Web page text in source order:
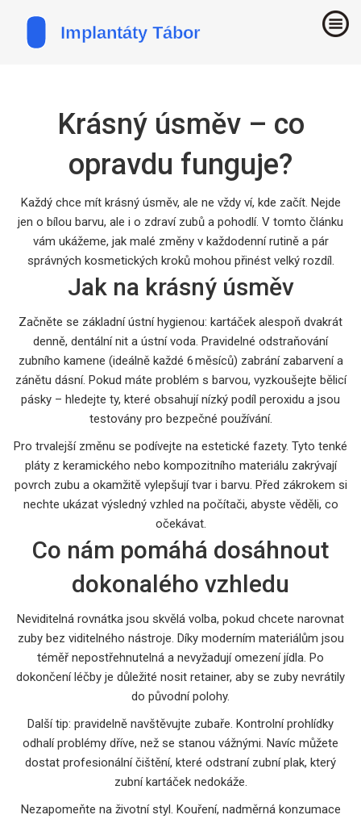
Krásný úsměv – co
opravdu funguje?
Každý chce mít krásný úsměv, ale ne vždy ví, kde začít. Nejde
jen o bílou barvu, ale i o zdraví zubů a pohodlí. V tomto článku
vám ukážeme, jak malé změny v každodenní rutině a pár
správných kosmetických kroků mohou přinést velký rozdíl.
Jak na krásný úsměv
Začněte se základní ústní hygienou: kartáček alespoň dvakrát
denně, dentální nit a ústní voda. Pravidelné odstraňování
zubního kamene (ideálně každé 6 měsíců) zabrání zabarvení a
zánětu dásní. Pokud máte problém s barvou, vyzkoušejte bělicí
pásky – hledejte ty, které obsahují nízký podíl peroxidu a jsou
testovány pro bezpečné používání.
Pro trvalejší změnu se podívejte na estetické fazety. Tyto tenké
pláty z keramického nebo kompozitního materiálu zakrývají
povrch zubu a okamžitě vylepšují tvar i barvu. Před zákrokem si
nechte ukázat výsledný vzhled na počítači, abyste věděli, co
očekávat.
Co nám pomáhá dosáhnout
dokonalého vzhledu
Neviditelná rovnátka jsou skvělá volba, pokud chcete narovnat
zuby bez viditelného nástroje. Díky moderním materiálům jsou
téměř nepostřehnutelná a nevyžadují omezení jídla. Po
dokončení léčby je důležité nosit retainer, aby se zuby nevrátily
do původní polohy.
Další tip: pravidelně navštěvujte zubaře. Kontrolní prohlídky
odhalí problémy dříve, než se stanou vážnými. Navíc můžete
dostat profesionální čištění, které odstraní zubní plak, který
zubní kartáček nedokáže.
Nezapomeňte na životní styl. Kouření, nadměrná konzumace